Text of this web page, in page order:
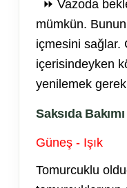
⏩ Vazoda
mümkün.
içmesini sağlar.
içerisindeyken
yenilemek
Saksıda Bakımı
Güneş - Işık
Tomurcuklu